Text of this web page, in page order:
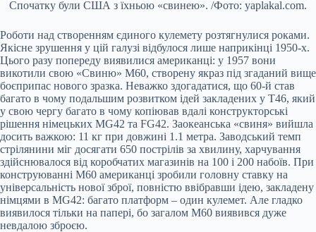
Спочатку були США з їхньою «свинею». /Фото: yaplakal.com.
Роботи над створенням єдиного кулемету розтягнулися роками.
Якісне зрушення у цій галузі відбулося лише наприкінці 1950-х.
Цього разу попереду виявилися американці: у 1957 вони
викотили свою «Свиню» М60, створену якраз під згаданий вище
боєприпас нового зразка. Неважко здогадатися, що 60-й став
багато в чому подальшим розвитком ідей закладених у Т46, який
у свою чергу багато в чому копіював вдалі конструкторські
рішення німецьких MG42 та FG42. Заокеанська «свиня» вийшла
досить важкою: 11 кг при довжині 1.1 метра. Заводський темп
стрілянини міг досягати 650 пострілів за хвилину, харчування
здійснювалося від коробчатих магазинів на 100 і 200 набоїв. При
конструюванні М60 американці зробили головну ставку на
універсальність нової зброї, повністю ввібравши ідею, закладену
німцями в MG42: багато платформ – один кулемет. Але гладко
виявилося тільки на папері, бо загалом М60 виявився дуже
невдалою зброєю.